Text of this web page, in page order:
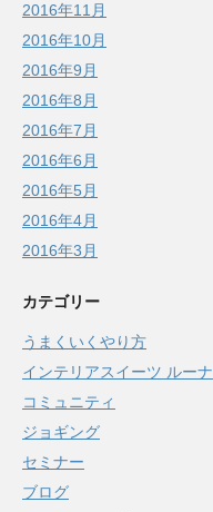
2016年11月
2016年10月
2016年9月
2016年8月
2016年7月
2016年6月
2016年5月
2016年4月
2016年3月
カテゴリー
うまくいくやり方
インテリアスイーツ ルーナ
コミュニティ
ジョギング
セミナー
ブログ